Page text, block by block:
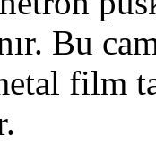
Bu
film